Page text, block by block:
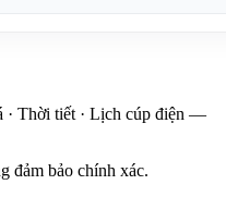
· Thời tiết · Lịch cúp điện —
đảm bảo chính xác.